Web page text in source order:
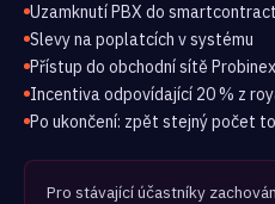
Uzamknutí PBX do
Slevy na poplatcích v systému
Přístup do obchodní sítě
Incentiva odpovídající 20 % z
Po ukončení: zpět stejný počet
Pro stávající účastníky